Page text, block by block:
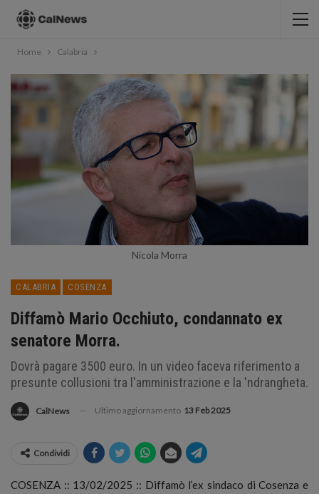
Home Calabria
Nicola Morra
CALABRIA COSENZA
Diffamò Mario Occhiuto, condannato ex
senatore Morra.
Dovrà pagare 3500 euro. In un video faceva riferimento a
presunte collusioni tra l'amministrazione e la 'ndrangheta.
CalNews Ultimo aggiornamento 13 Feb 2025
Condividi
COSENZA :: 13/02/2025 :: Diffamò l’ex sindaco di Cosenza e